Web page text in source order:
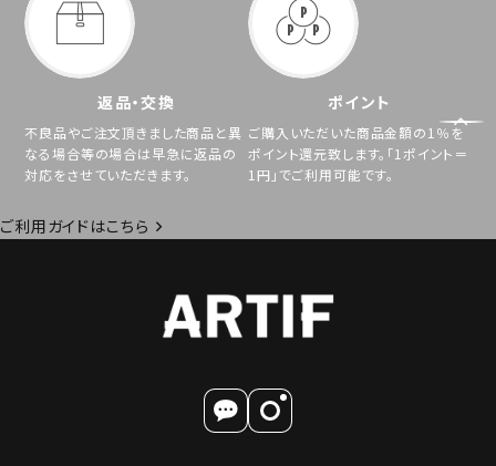
返品・交換
不良品やご注文頂きました商品と異
なる場合等の場合は早急に返品の
対応をさせていただきます。
ポイント
ご購入いただいた商品金額の1％を
ポイント還元致します。「1ポイント＝
1円」でご利用可能です。
ご利用ガイドはこちら